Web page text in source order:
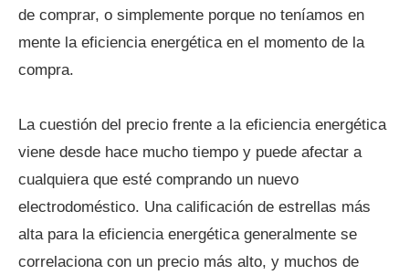
de comprar, o simplemente porque no teníamos en
mente la eficiencia energética en el momento de la
compra.
La cuestión del precio frente a la eficiencia energética
viene desde hace mucho tiempo y puede afectar a
cualquiera que esté comprando un nuevo
electrodoméstico. Una calificación de estrellas más
alta para la eficiencia energética generalmente se
correlaciona con un precio más alto, y muchos de